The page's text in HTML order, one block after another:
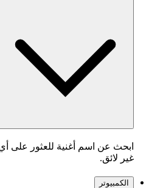
ابحث عن اسم أغنية للعثور على
غير لائق.
الكمبيوتر